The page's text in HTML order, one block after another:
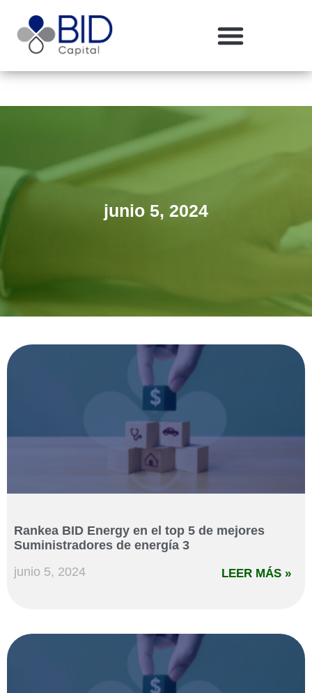
junio 5, 2024
Rankea BID Energy en el top 5 de mejores
Suministradores de energía 3
junio 5, 2024
LEER MÁS »